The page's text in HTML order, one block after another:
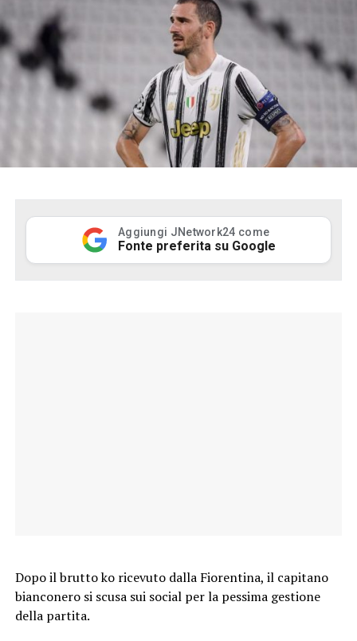
Aggiungi JNetwork24 come
Fonte preferita su Google
Dopo il brutto ko ricevuto dalla Fiorentina, il capitano
bianconero si scusa sui social per la pessima gestione
della partita.